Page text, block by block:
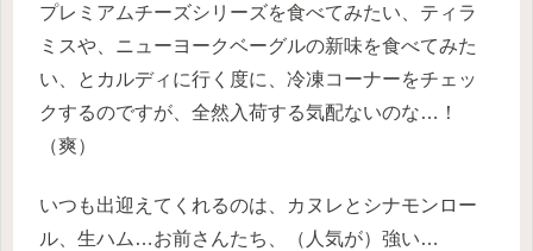
プレミアムチーズシリーズを食べてみたい、ティラ
ミスや、ニューヨークベーグルの新味を食べてみた
い、とカルディに行く度に、冷凍コーナーをチェッ
クするのですが、全然入荷する気配ないのな…！
（爽）
いつも出迎えてくれるのは、カヌレとシナモンロー
ル、生ハム…お前さんたち、（人気が）強い…